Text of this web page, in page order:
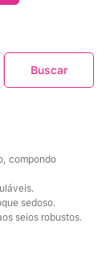
compondo
sedoso.
seios robustos.